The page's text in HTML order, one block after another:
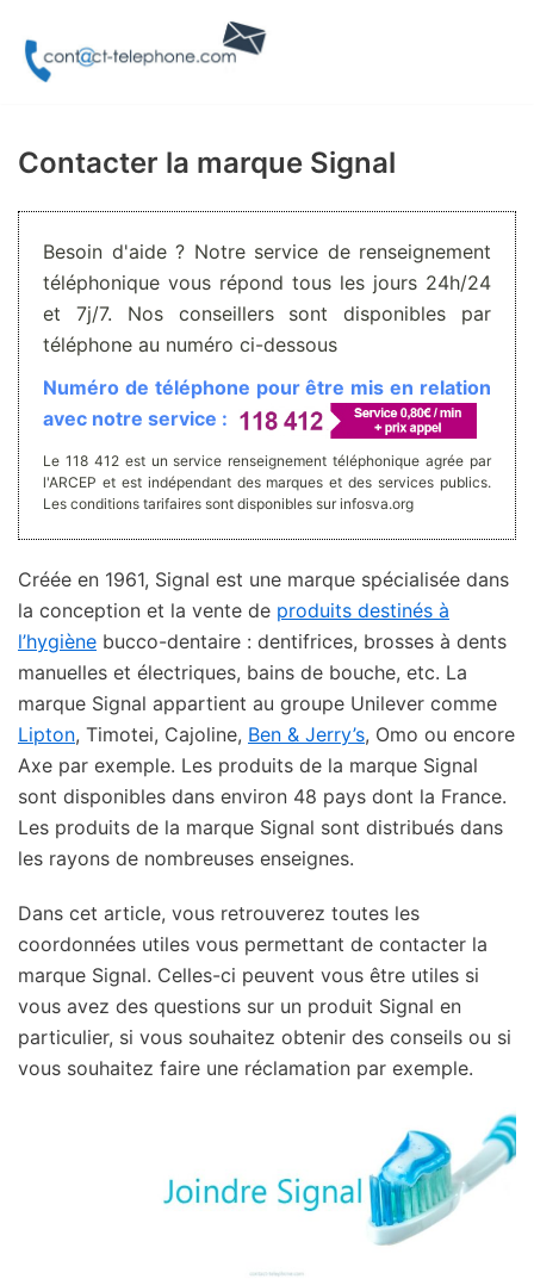
Aller
Contacter la marque Signal
Besoin d'aide ? Notre service de renseignement
téléphonique vous répond tous les jours 24h/24
et 7j/7. Nos conseillers sont disponibles par
téléphone au numéro ci-dessous
Numéro de téléphone pour être mis en relation
avec notre service :
Le 118 412 est un service renseignement téléphonique agrée par
l'ARCEP et est indépendant des marques et des services publics.
Les conditions tarifaires sont disponibles sur infosva.org
Créée en 1961, Signal est une marque spécialisée dans
la conception et la vente de produits destinés à
l’hygiène bucco-dentaire : dentifrices, brosses à dents
manuelles et électriques, bains de bouche, etc. La
marque Signal appartient au groupe Unilever comme
Lipton, Timotei, Cajoline, Ben & Jerry’s, Omo ou encore
Axe par exemple. Les produits de la marque Signal
sont disponibles dans environ 48 pays dont la France.
Les produits de la marque Signal sont distribués dans
les rayons de nombreuses enseignes.
Dans cet article, vous retrouverez toutes les
coordonnées utiles vous permettant de contacter la
marque Signal. Celles-ci peuvent vous être utiles si
vous avez des questions sur un produit Signal en
particulier, si vous souhaitez obtenir des conseils ou si
vous souhaitez faire une réclamation par exemple.